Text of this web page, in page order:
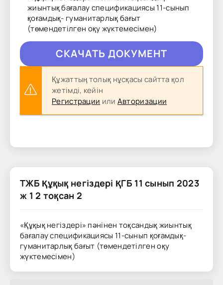
жиынтық бағалау спецификациясы 11-сынып
қоғамдық- гуманитарлық бағыт
(төмендетілген оқу жүктемесімен)
CКAЧAТЬ ДОКУМЕНТ
Құжаттың толық нұсқасы сайтта қол
жетімді, кейін
Регистрации или Авторизации
ТЖБ Құқық негіздері ҚГБ 11 сынып 2023
ж 1 2 тоқсан 2
«Құқық негіздері» пәнінен тоқсандық жиынтық
бағалау спецификациясы 11-сынып қоғамдық-
гуманитарлық бағыт (төмендетілген оқу
жүктемесімен)